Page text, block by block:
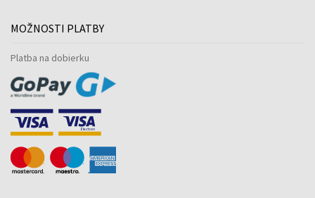
MOŽNOSTI PLATBY
Platba na dobierku